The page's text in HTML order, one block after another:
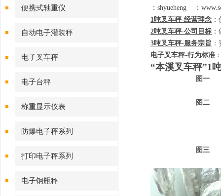
便携式轴重仪
自动电子灌装秤
电子叉车秤
电子台秤
称重显示仪表
防爆电子秤系列
打印电子秤系列
电子钢瓶秤
： shyueheng ：
1吨叉车秤-经营理念
2吨叉车秤-公司目标
3吨叉车秤-服务宗旨
电子叉车秤-行为标准
“本溪叉车秤”1 吨
图一
图二
图三